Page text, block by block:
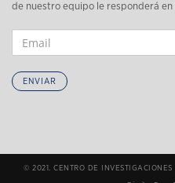
de nuestro equipo le responderá
ENVIAR
© 2021. CENTRO DE